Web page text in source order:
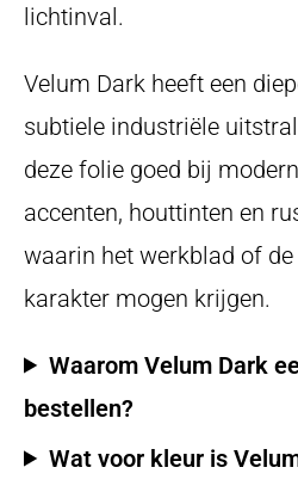
lichtinval.
Velum Dark heeft een
subtiele industriële
deze folie goed bij
accenten, houttinten en
waarin het werkblad of
karakter mogen krijgen.
Waarom Velum Dark
bestellen?
Wat voor kleur is